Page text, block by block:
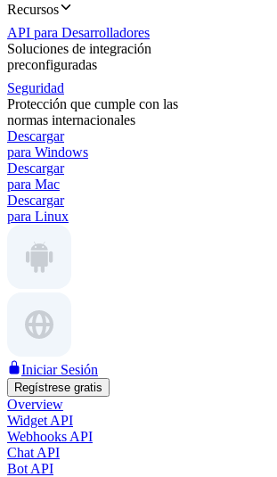
Recursos
API para Desarrolladores
Soluciones de integración
preconfiguradas
Seguridad
Protección que cumple con las
normas internacionales
Descargar
para Windows
Descargar
para Mac
Descargar
para Linux
Iniciar Sesión
Regístrese gratis
Overview
Widget API
Webhooks API
Chat API
Bot API